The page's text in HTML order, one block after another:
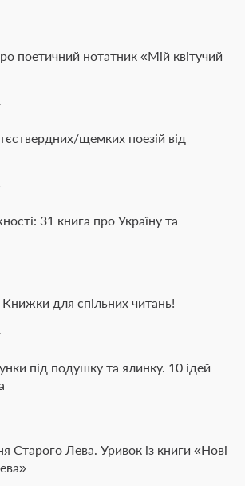
поетичний нотатник «Мій квітучий
щемких поезій від
31 книга про Україну та
Книжки для спільних читань!
під подушку та ялинку. 10 ідей
Старого Лева. Уривок із книги «Нові